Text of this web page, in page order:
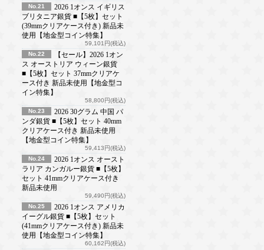
No.21
2026 1オンス イギリス
ブリタニア銀貨 ■【5枚】セット
(39mmクリアケース付き) 新品未
使用【地金型コイン特集】
59,101円(税込)
No.22
【セール】2026 1オン
ス オーストリア ウィーン銀貨
■【5枚】セット 37mmクリアケ
ース付き 新品未使用【地金型コ
イン特集】
58,800円(税込)
No.23
2026 30グラム 中国 パ
ンダ銀貨 ■【5枚】セット 40mm
クリアケース付き 新品未使用
【地金型コイン特集】
59,413円(税込)
No.24
2026 1オンス オースト
ラリア カンガルー銀貨 ■【5枚】
セット 41mmクリアケース付き
新品未使用
59,490円(税込)
No.25
2026 1オンス アメリカ
イーグル銀貨 ■【5枚】セット
(41mmクリアケース付き) 新品未
使用【地金型コイン特集】
60,162円(税込)